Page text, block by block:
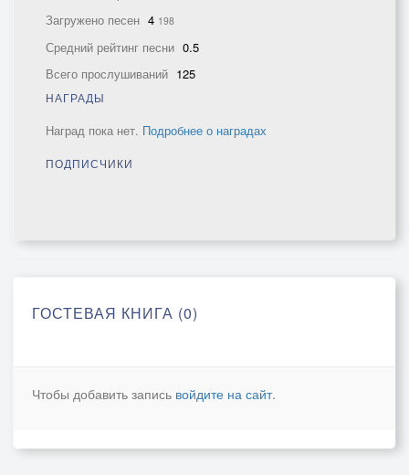
Загружено песен 4 198
Средний рейтинг песни 0.5
Всего прослушиваний 125
НАГРАДЫ
Наград пока нет. Подробнее о наградах
ПОДПИСЧИКИ
ГОСТЕВАЯ КНИГА (0)
Чтобы добавить запись войдите на сайт.